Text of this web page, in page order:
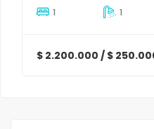
1 1
$ 2.200.000 / $